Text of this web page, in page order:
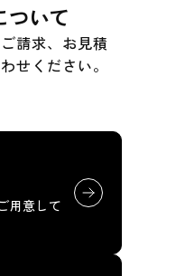
ついて
請求、お見積
せください。
用意して